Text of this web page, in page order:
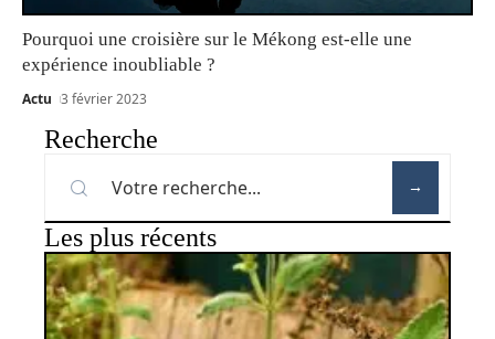
Pourquoi une croisière sur le Mékong est-elle une
expérience inoubliable ?
Actu 3 février 2023
Recherche
Les plus récents